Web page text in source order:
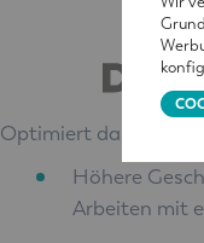
Optimiert das
Höhere
Arbeiten mit